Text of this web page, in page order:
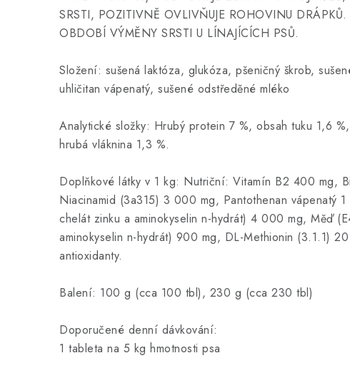
SRSTI, POZITIVNĚ OVLIVŇUJE ROHOVINU DRÁPKŮ.
OBDOBÍ VÝMĚNY SRSTI U LÍNAJÍCÍCH PSŮ.
Složení: sušená laktóza, glukóza, pšeničný škrob,
uhličitan vápenatý, sušené odstředěné mléko
Analytické složky: Hrubý protein 7 %, obsah tuku 1,6
hrubá vláknina 1,3 %.
Doplňkové látky v 1 kg: Nutriční: Vitamín B2 400 mg,
Niacinamid (3a315) 3 000 mg, Pantothenan vápenatý
chelát zinku a aminokyselin n-hydrát) 4 000 mg, Měď
aminokyselin n-hydrát) 900 mg, DL-Methionin (3.1.1)
antioxidanty.
Balení: 100 g (cca 100 tbl), 230 g (cca 230 tbl)
Doporučené denní dávkování:
1 tableta na 5 kg hmotnosti psa